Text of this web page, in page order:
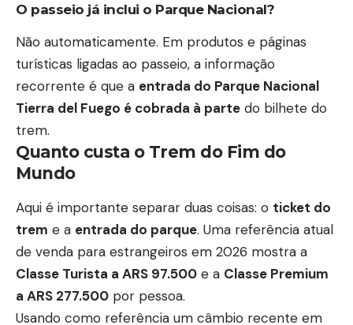
O passeio já inclui o Parque Nacional?
Não automaticamente. Em produtos e páginas
turísticas ligadas ao passeio, a informação
recorrente é que a entrada do Parque Nacional
Tierra del Fuego é cobrada à parte do bilhete do
trem.
Quanto custa o Trem do Fim do
Mundo
Aqui é importante separar duas coisas: o ticket do
trem e a entrada do parque. Uma referência atual
de venda para estrangeiros em 2026 mostra a
Classe Turista a ARS 97.500 e a Classe Premium
a ARS 277.500 por pessoa.
Usando como referência um câmbio recente em